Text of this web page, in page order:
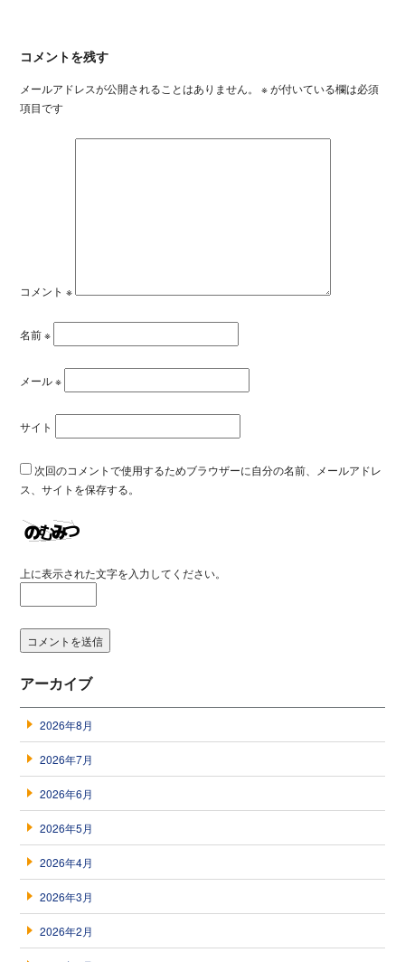
コメントを残す
メールアドレスが公開されることはありません。 ※が付いている欄は必須
項目です
コメント※
名前※
メール※
サイト
次回のコメントで使用するためブラウザーに自分の名前、メールアドレ
ス、サイトを保存する。
上に表示された文字を入力してください。
アーカイブ
2026年8月
2026年7月
2026年6月
2026年5月
2026年4月
2026年3月
2026年2月